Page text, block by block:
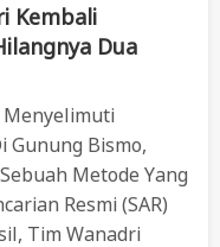
Kembali
Dua
Menyelimuti
Gunung Bismo,
Metode Yang
Resmi (SAR)
Tim Wanadri